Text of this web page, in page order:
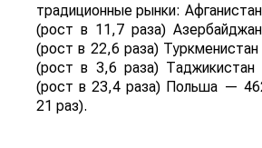
традиционные рынки:
(рост в 11,7 раза)
(рост в 22,6 раза)
(рост в 3,6 раза)
(рост в 23,4 раза) Польша —
21 раз).